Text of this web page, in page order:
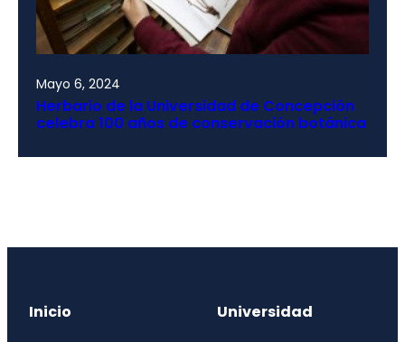
Mayo 6, 2024
Herbario de la Universidad de Concepción
celebra 100 años de conservación botánica
Inicio Universidad